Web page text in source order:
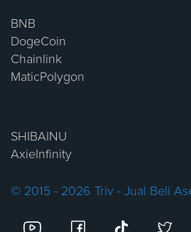
BNB
DogeCoin
Chainlink
MaticPolygon
SHIBAINU
AxieInfinity
© 2015 - 2026 Triv - Jual Beli